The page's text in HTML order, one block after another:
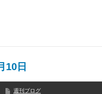
10日
週刊ブログ